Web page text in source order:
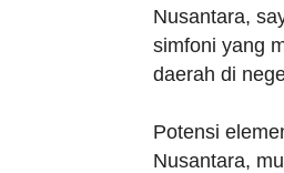
Nusantara,
simfoni yang
daerah di
Potensi
Nusantara,